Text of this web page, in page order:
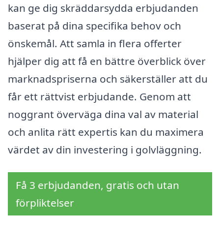
kan ge dig skräddarsydda erbjudanden
baserat på dina specifika behov och
önskemål. Att samla in flera offerter
hjälper dig att få en bättre överblick över
marknadspriserna och säkerställer att du
får ett rättvist erbjudande. Genom att
noggrant överväga dina val av material
och anlita rätt expertis kan du maximera
värdet av din investering i golvläggning.
Få 3 erbjudanden, gratis och utan
förpliktelser